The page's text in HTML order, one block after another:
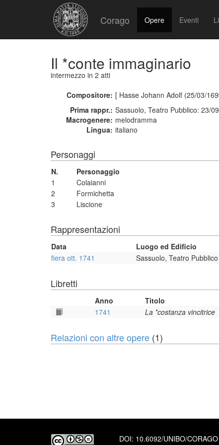
Corago Opere Eventi
Il *conte immaginario
intermezzo in 2 atti
Compositore: [ Hasse Johann Adolf (25/03/
Prima rappr.: Sassuolo, Teatro Pubblico: 23/
Macrogenere: melodramma
Lingua: italiano
Personaggi
N. Personaggio
1
Colaianni
2
Formichetta
3
Liscione
Rappresentazioni
Data Luogo ed Edificio
fiera ott. 1741
Sassuolo, Teatro Pubblico
Libretti
Anno Titolo
1741
La *costanza vincitrice
Relazioni con altre opere (1)
DOI: 10.6092/UNIBO/CORAGO